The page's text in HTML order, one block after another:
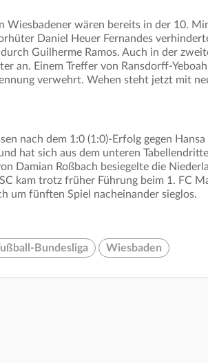
Wiesbadener wären bereits in der 10.
Daniel Heuer Fernandes
Guilherme Ramos. Auch in der
an. Einem Treffer von Ransdorff-
verwehrt. Wehen steht jetzt mit
nach dem 1:0 (1:0)-Erfolg gegen
hat sich aus dem unteren Tabellendrittel
Damian Roßbach besiegelte die
kam trotz früher Führung beim 1. FC
um fünften Spiel nacheinander sieglos.
Bundesliga Wiesbaden